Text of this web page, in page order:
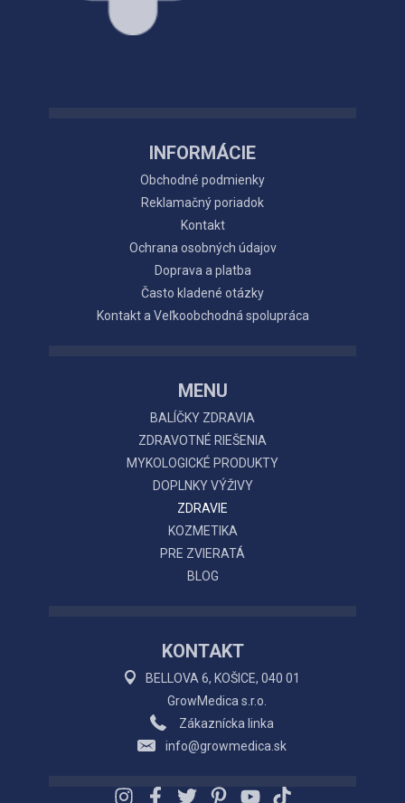
INFORMÁCIE
Obchodné podmienky
Reklamačný poriadok
Kontakt
Ochrana osobných údajov
Doprava a platba
Často kladené otázky
Kontakt a Veľkoobchodná spolupráca
MENU
BALÍČKY ZDRAVIA
ZDRAVOTNÉ RIEŠENIA
MYKOLOGICKÉ PRODUKTY
DOPLNKY VÝŽIVY
ZDRAVIE
KOZMETIKA
PRE ZVIERATÁ
BLOG
KONTAKT
BELLOVA 6, KOŠICE, 040 01
GrowMedica s.r.o.
Zákaznícka linka
info@growmedica.sk